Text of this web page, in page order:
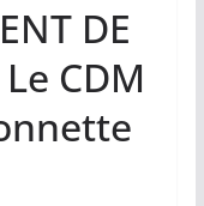
DE
CDM